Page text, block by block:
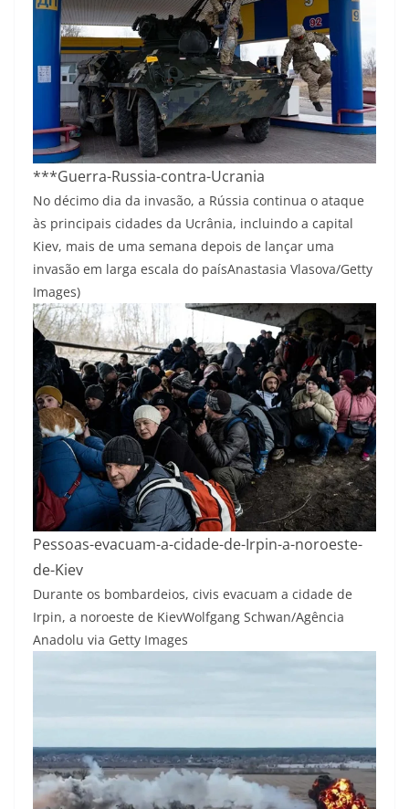
***Guerra-Russia-contra-Ucrania
No décimo dia da invasão, a Rússia continua o ataque
às principais cidades da Ucrânia, incluindo a capital
Kiev, mais de uma semana depois de lançar uma
invasão em larga escala do paísAnastasia Vlasova/Getty
Images)
Pessoas-evacuam-a-cidade-de-Irpin-a-noroeste-
de-Kiev
Durante os bombardeios, civis evacuam a cidade de
Irpin, a noroeste de KievWolfgang Schwan/Agência
Anadolu via Getty Images